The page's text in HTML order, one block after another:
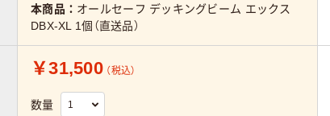
本商品： オールセーフ デッキングビーム エックス
DBX-XL 1個（直送品）
￥31,500 （税込）
数量